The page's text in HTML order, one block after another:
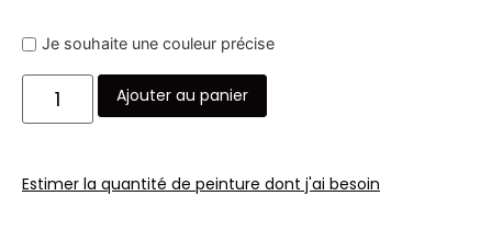
Je souhaite une couleur précise
Ajouter au panier
Estimer la quantité de peinture dont j'ai besoin